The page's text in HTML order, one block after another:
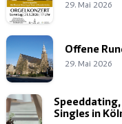
29. Mai 2026
Offene
29. Mai 2026
Singles in